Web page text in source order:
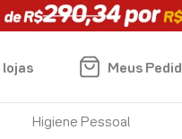
lojas
Meus
Higiene Pessoal